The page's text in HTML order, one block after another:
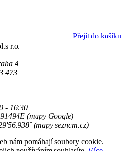
Přejít do košíku
r.o.
4
473
- 16:30
(mapy Google)
(mapy seznam.cz)
nám pomáhají soubory cookie.